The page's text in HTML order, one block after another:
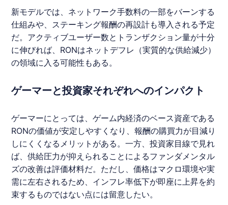
新モデルでは、ネットワーク手数料の一部をバーンする
仕組みや、ステーキング報酬の再設計も導入される予定
だ。アクティブユーザー数とトランザクション量が十分
に伸びれば、 RONはネットデフレ（実質的な供給減少）
の領域に入る可能性もある。
ゲーマーと投資家それぞれへのインパクト
ゲーマーにとっては、ゲーム内経済のベース資産である
RONの価値が安定しやすくなり、報酬の購買力が目減り
しにくくなるメリットがある。一方、投資家目線で見れ
ば、供給圧力が抑えられることによるファンダメンタル
ズの改善は評価材料だ。ただし、価格はマクロ環境や実
需に左右されるため、インフレ率低下が即座に上昇を約
束するものではない点には留意したい。